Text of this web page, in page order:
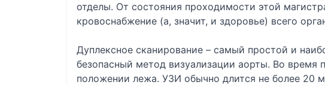
отделы. От состояния проходимости этой
кровоснабжение (а, значит, и здоровье) всего
Дуплексное сканирование – самый простой и
безопасный метод визуализации аорты. Во время
положении лежа. УЗИ обычно длится не более 20